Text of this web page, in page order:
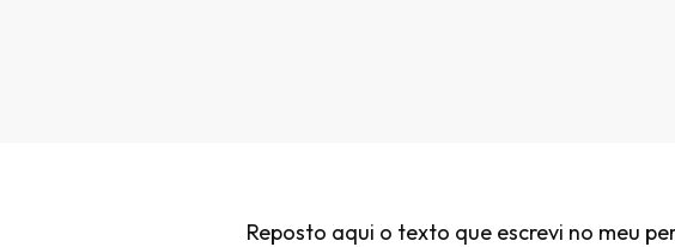
Reposto aqui o texto que escrevi no meu